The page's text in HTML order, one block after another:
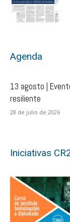
Agenda
13 agosto |
resiliente
28 de julio de 2026
Iniciativas